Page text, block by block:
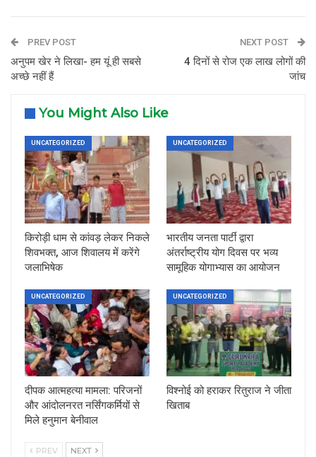
PREV POST
अनुपम खेर ने लिखा- हम यूं ही सबसे
अच्छे नहीं हैं
NEXT POST
4 दिनों से रोज एक लाख लोगों की
जांच
You Might Also Like
UNCATEGORIZED
किरोड़ी धाम से कांवड़ लेकर निकले
शिवभक्त, आज शिवालय में करेंगे
जलाभिषेक
UNCATEGORIZED
भारतीय जनता पार्टी द्वारा
अंतर्राष्ट्रीय योग दिवस पर भव्य
सामूहिक योगाभ्यास का आयोजन
UNCATEGORIZED
दीपक आत्महत्या मामला: परिजनों
और आंदोलनरत नर्सिंगकर्मियों से
मिले हनुमान बेनीवाल
UNCATEGORIZED
विश्नोई को हराकर रितुराज ने जीता
खिताब
PREV NEXT